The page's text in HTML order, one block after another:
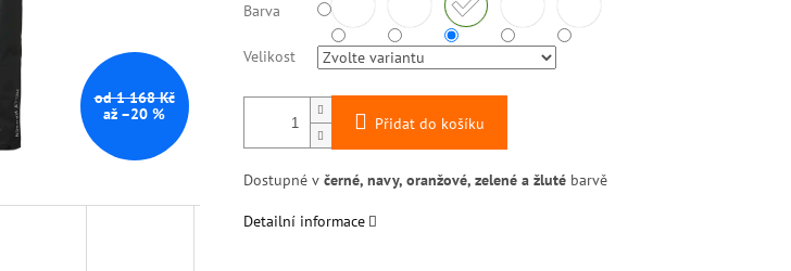
od 1 168 Kč
až –20 %
Barva
Velikost
Přidat do košíku
Dostupné včerné, navy, oranžové, zelené a žlutébarvě
Detailní informace